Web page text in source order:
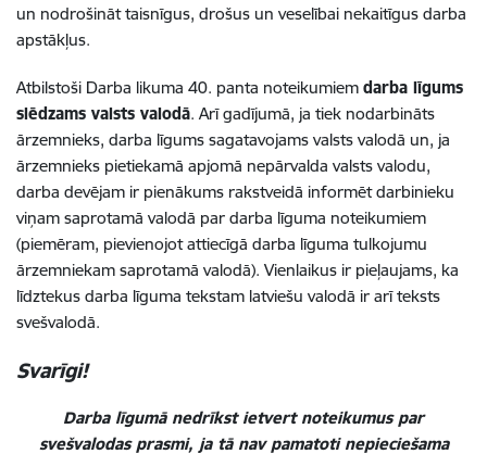
un nodrošināt taisnīgus, drošus un veselībai nekaitīgus darba
apstākļus.
Atbilstoši Darba likuma 40. panta noteikumiem darba līgums
slēdzams valsts valodā. Arī gadījumā, ja tiek nodarbināts
ārzemnieks, darba līgums sagatavojams valsts valodā un, ja
ārzemnieks pietiekamā apjomā nepārvalda valsts valodu,
darba devējam ir pienākums rakstveidā informēt darbinieku
viņam saprotamā valodā par darba līguma noteikumiem
(piemēram, pievienojotattiecīgā darba līguma tulkojumu
ārzemniekam saprotamā valodā). Vienlaikus ir pieļaujams, ka
līdztekus darba līguma tekstam latviešu valodā ir arī teksts
svešvalodā.
Svarīgi!
Darba līgumā nedrīkst ietvert noteikumus par
svešvalodas prasmi, ja tā nav pamatoti nepieciešama